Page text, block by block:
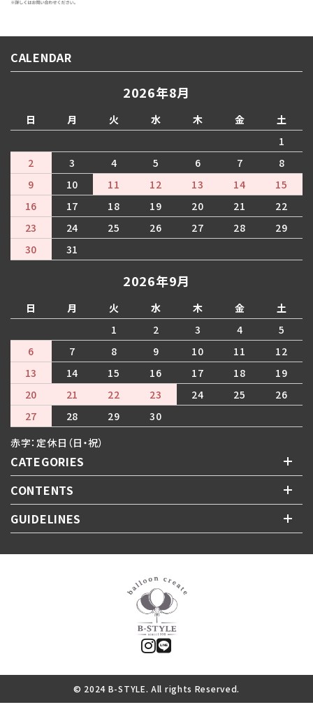
CALENDAR
2026年8月
日 月 火 水 木 金
土
1
2
3 4 5 6 7
8
9
10 11 12 13 14
15
16
17 18 19 20 21
22
23
24 25 26 27 28
29
30
31
2026年9月
日 月 火 水 木 金
土
1
2 3 4
5
6
7 8 9 10 11
12
13
14 15 16 17 18
19
20
21 22 23 24 25
26
27
28 29
30
赤字：定休日（日・祝）
CATEGORIES
CONTENTS
GUIDELINES
© 2024 B-STYLE. All rights Reserved.